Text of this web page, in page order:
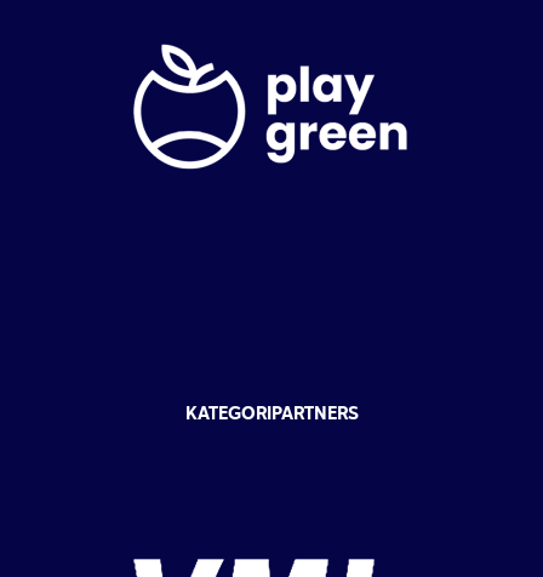
KATEGORIPARTNERS